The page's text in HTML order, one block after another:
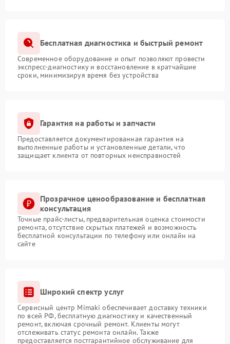
Бесплатная диагностика и быстрый ремонт
Современное оборудование и опыт позволяют провести
экспресс-диагностику и восстановление в кратчайшие
сроки, минимизируя время без устройства
Гарантия на работы и запчасти
Предоставляется документированная гарантия на
выполненные работы и установленные детали, что
защищает клиента от повторных неисправностей
Прозрачное ценообразование и бесплатная
консультация
Точные прайс-листы, предварительная оценка стоимости
ремонта, отсутствие скрытых платежей и возможность
бесплатной консультации по телефону или онлайн на
сайте
Широкий спектр услуг
Сервисный центр Mimaki обеспечивает доставку техники
по всей РФ, бесплатную диагностику и качественный
ремонт, включая срочный ремонт. Клиенты могут
отслеживать статус ремонта онлайн. Также
предоставляется постгарантийное обслуживание для